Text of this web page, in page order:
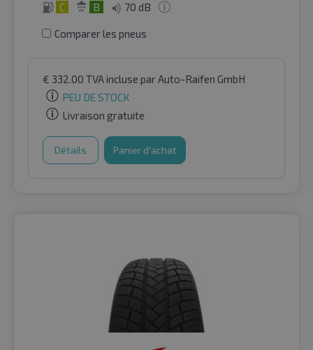
C B 70 dB
Comparer les pneus
€ 332.00 TVA incluse par Auto-Raifen GmbH
PEU DE STOCK
Livraison gratuite
Détails Panier d'achat